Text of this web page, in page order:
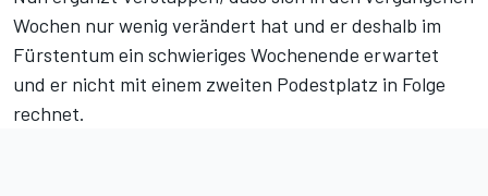
Wochen nur wenig verändert hat und er deshalb im
Fürstentum ein schwieriges Wochenende erwartet
und er nicht mit einem zweiten Podestplatz in Folge
rechnet.